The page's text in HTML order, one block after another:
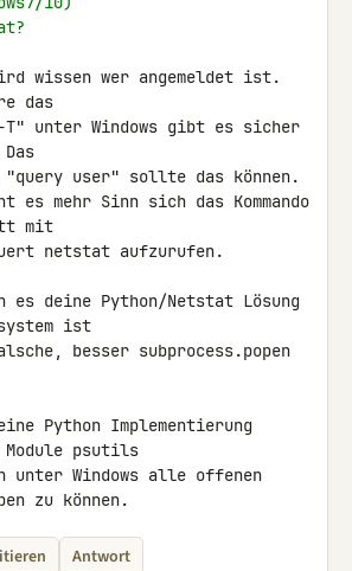
wissen wer angemeldet ist.
das
-T" unter Windows gibt es sicher
user" sollte das können.
es mehr Sinn sich das Kommando
mit
netstat aufzurufen.
es deine Python/Netstat Lösung
ist
besser subprocess.popen
Python Implementierung
psutils
unter Windows alle offenen
zu können.
Antwort